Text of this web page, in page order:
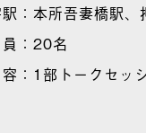
：本所吾妻橋駅、
：20名
：1部トークセッ